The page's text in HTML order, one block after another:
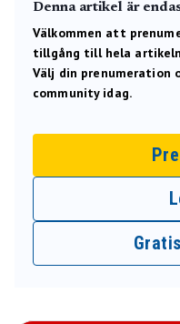
Denna artikel är
Välkommen att
tillgång till hela
Välj din prenumeration
community idag.